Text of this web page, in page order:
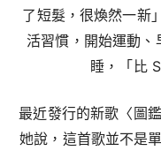
了短髮，很煥然一新
活習慣，開始運動
睡，「比
最近發行的新歌〈圖
她說，這首歌並不是